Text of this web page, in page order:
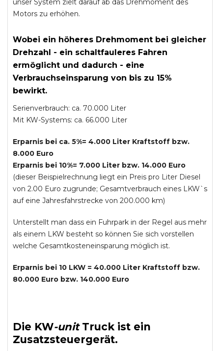
unser System zielt darauf ab das Drehmoment des
Motors zu erhöhen.
Wobei ein höheres Drehmoment bei gleicher
Drehzahl - ein schaltfauleres Fahren
ermöglicht und dadurch - eine
Verbrauchseinsparung von bis zu 15%
bewirkt.
Serienverbrauch: ca. 70.000 Liter
Mit KW-Systems: ca. 66.000 Liter
Erparnis bei ca. 5%= 4.000 Liter Kraftstoff bzw.
8.000 Euro
Erparnis bei 10%= 7.000 Liter bzw. 14.000 Euro
(dieser Beispielrechnung liegt ein Preis pro Liter Diesel
von 2.00 Euro zugrunde; Gesamtverbrauch eines LKW`s
auf eine Jahresfahrstrecke von 200.000 km)
Unterstellt man dass ein Fuhrpark in der Regel aus mehr
als einem LKW besteht so können Sie sich vorstellen
welche Gesamtkosteneinsparung möglich ist.
Erparnis bei 10 LKW = 40.000 Liter Kraftstoff bzw.
80.000 Euro bzw. 140.000 Euro
Die KW-unit Truckist ein
Zusatzsteuergerät.